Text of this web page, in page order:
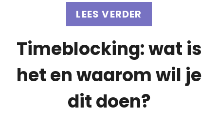
LEES VERDER
Timeblocking: wat is
het en waarom wil je
dit doen?